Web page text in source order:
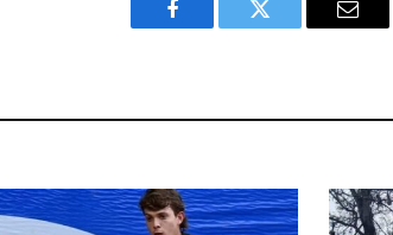
Facebook Twitter